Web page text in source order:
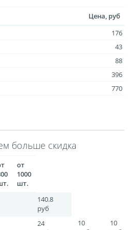
Цена, руб
176
43
88
396
770
больше скидка
от
1000
шт.
140.8
руб
24
10
10